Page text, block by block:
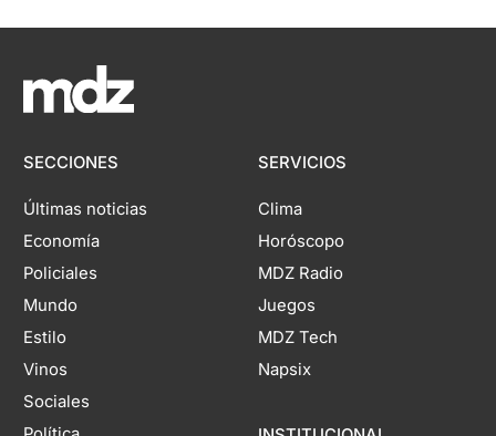
SECCIONES
Últimas noticias
Economía
Policiales
Mundo
Estilo
Vinos
Sociales
SERVICIOS
Clima
Horóscopo
MDZ Radio
Juegos
MDZ Tech
Napsix